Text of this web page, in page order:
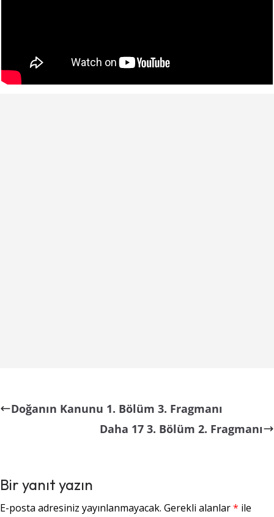
Doğanın Kanunu 1. Bölüm 3. Fragmanı
Daha 17 3. Bölüm 2. Fragmanı
Bir yanıt yazın
E-posta adresiniz yayınlanmayacak. Gerekli alanlar* ile